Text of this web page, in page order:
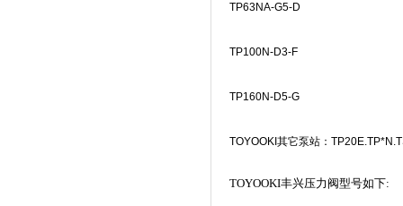
TP63NA-G5-D
TP100N-D3-F
TP160N-D5-G
TOYOOKI 其它泵站：
TOYOOKI丰兴压力阀型号如下: